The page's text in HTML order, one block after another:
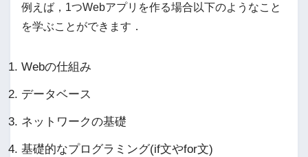
例えば，1つWebアプリを作る場合以下のようなこと
を学ぶことができます．
Webの仕組み
データベース
ネットワークの基礎
基礎的なプログラミング(if文やfor文)